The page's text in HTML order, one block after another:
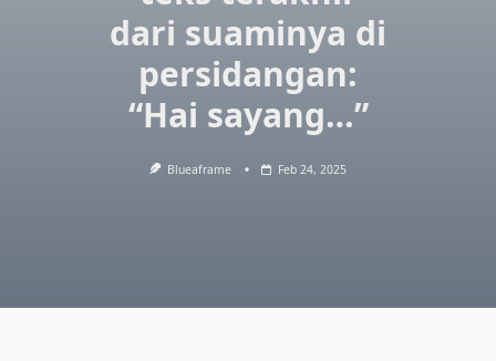
dari suaminya di
persidangan:
“Hai sayang…”
Blueaframe Feb 24, 2025